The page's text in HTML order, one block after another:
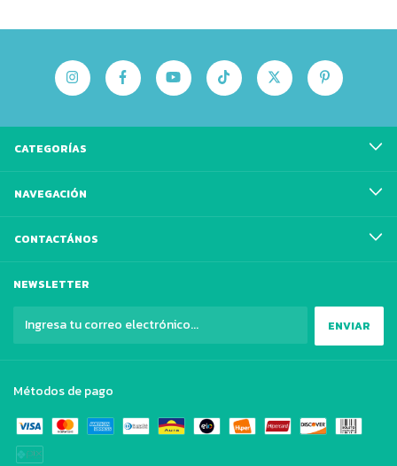
CATEGORÍAS
NAVEGACIÓN
CONTACTÁNOS
NEWSLETTER
Métodos de pago